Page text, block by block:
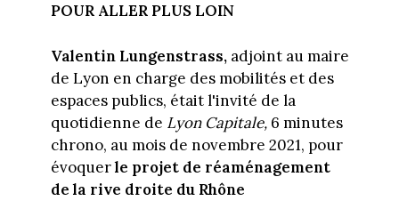
POUR ALLER PLUS LOIN
Valentin Lungenstrass,adjoint au maire
de Lyon en charge des mobilités et des
espaces publics, était l'invité de la
quotidienne de Lyon Capitale,6 minutes
chrono, au mois de novembre 2021, pour
évoquerle projet de réaménagement
de la rive droite du Rhône